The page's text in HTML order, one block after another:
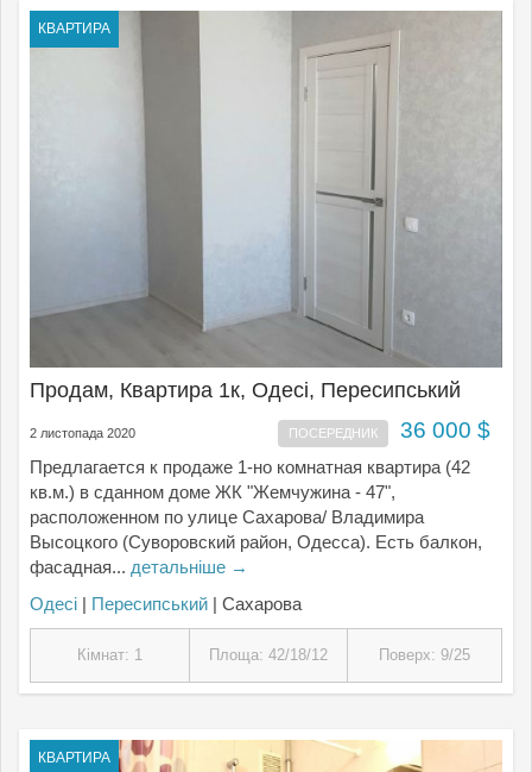
КВАРТИРА
Продам, Квартира 1к, Одесі, Пересипський
2 листопада 2020 ПОСЕРЕДНИК 36 000 $
Предлагается к продаже 1-но комнатная квартира (42
кв.м.) в сданном доме ЖК "Жемчужина - 47",
расположенном по улице Сахарова/ Владимира
Высоцкого (Суворовский район, Одесса). Есть балкон,
фасадная... детальніше →
Одесі | Пересипський | Сахарова
Кімнат: 1 Площа: 42/18/12 Поверх: 9/25
КВАРТИРА